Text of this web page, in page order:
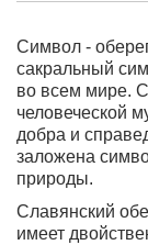
Символ -
сакральный
во всем мире.
человеческой
добра и
заложена
природы.
Славянский
имеет